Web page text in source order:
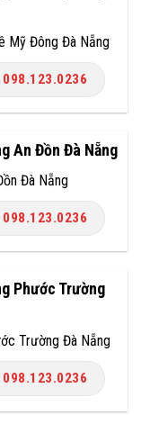
Mỹ Đông Đà Nẵng
098.123.0236
An Đồn Đà Nẵng
Đà Nẵng
098.123.0236
Phước Trường
Trường Đà Nẵng
098.123.0236